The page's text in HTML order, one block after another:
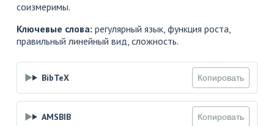
соизмеримы.
Ключевые слова: регулярный язык, функция роста,
правильный линейный вид, сложность.
BibTeX Копировать
AMSBIB Копировать